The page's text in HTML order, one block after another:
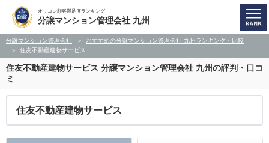
オリコン顧客満足度ランキング
分譲マンション管理会社 九州
分譲マンション管理会社
おすすめの分譲マンション管理会社 九州ランキング・比較
住友不動産建物サービス
住友不動産建物サービス 分譲マンション管理会社 九州の評判・口コ
ミ
住友不動産建物サービス